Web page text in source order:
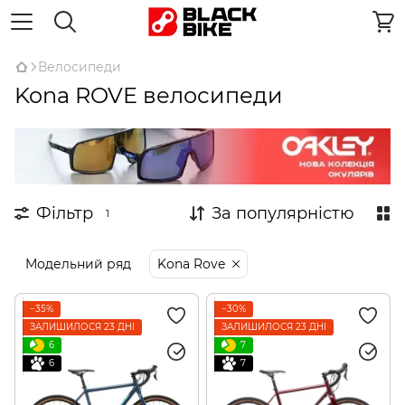
Велосипеди
Kona ROVE велосипеди
Фільтр 1 За популярністю
Модельний ряд Kona Rove
−35%
ЗАЛИШИЛОСЯ 23 ДНІ
6
6
−30%
ЗАЛИШИЛОСЯ 23 ДНІ
7
7